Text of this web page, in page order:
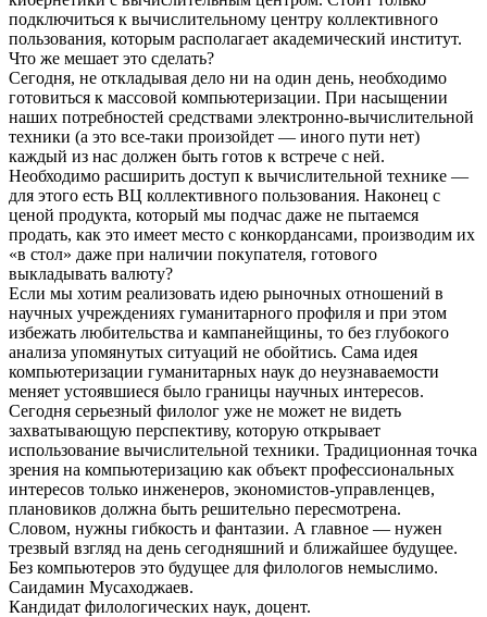
подключиться к вычислительному центру коллективного
пользования, которым располагает академический институт.
Что же мешает это сделать?
Сегодня, не откладывая дело ни на один день, необходимо
готовиться к массовой компьютеризации. При насыщении
наших потребностей средствами электронно-вычислительной
техники (а это все-таки произойдет — иного пути нет)
каждый из нас должен быть готов к встрече с ней.
Необходимо расширить доступ к вычислительной технике —
для этого есть ВЦ коллективного пользования. Наконец с
ценой продукта, который мы подчас даже не пытаемся
продать, как это имеет место с конкордансами, производим их
«в стол» даже при наличии покупателя, готового
выкладывать валюту?
Если мы хотим реализовать идею рыночных отношений в
научных учреждениях гуманитарного профиля и при этом
избежать любительства и кампанейщины, то без глубокого
анализа упомянутых ситуаций не обойтись. Сама идея
компьютеризации гуманитарных наук до неузнаваемости
меняет устоявшиеся было границы научных интересов.
Сегодня серьезный филолог уже не может не видеть
захватывающую перспективу, которую открывает
использование вычислительной техники. Традиционная точка
зрения на компьютеризацию как объект профессиональных
интересов только инженеров, экономистов-управленцев,
плановиков должна быть решительно пересмотрена.
Словом, нужны гибкость и фантазии. А главное — нужен
трезвый взгляд на день сегодняшний и ближайшее будущее.
Без компьютеров это будущее для филологов немыслимо.
Саидамин Мусаходжаев.
Кандидат филологических наук, доцент.